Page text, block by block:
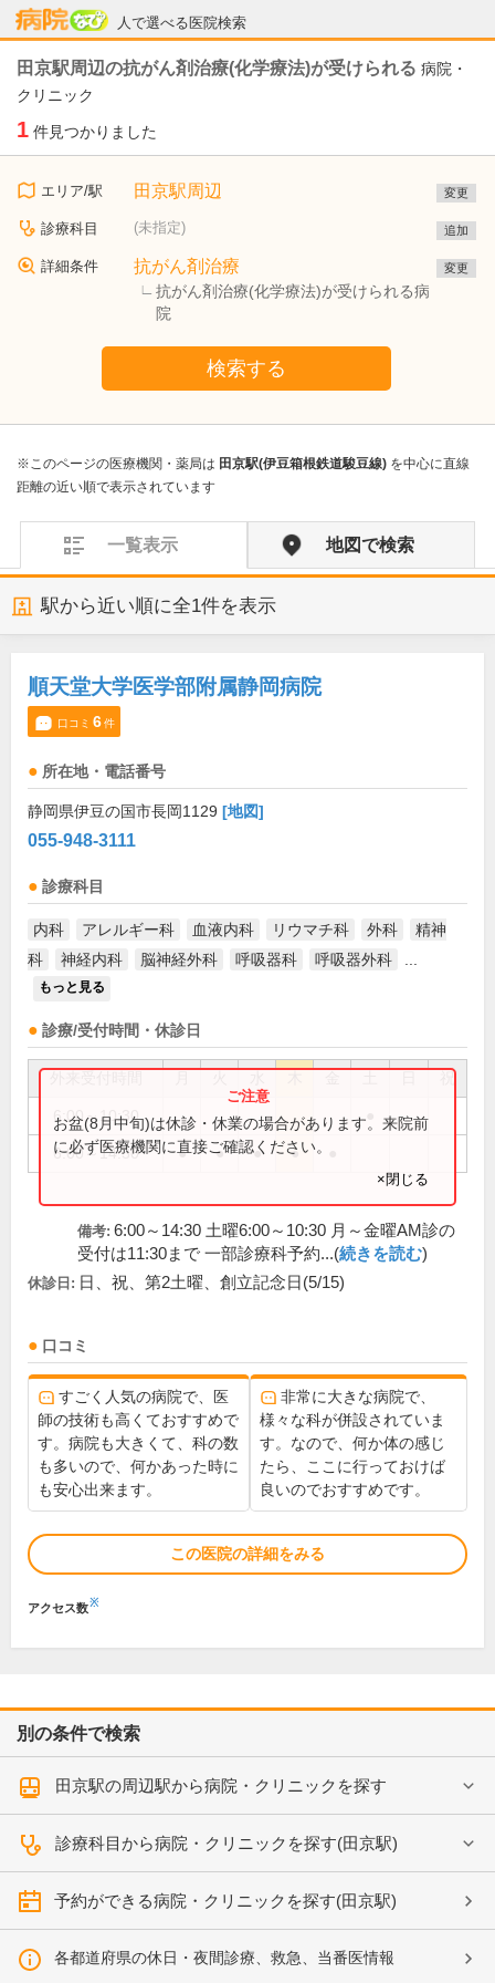
人で選べる医院検索
病院なび
田京駅周辺の抗がん剤治療(化学療法)が受けられる 病院・
クリニック
1 件見つかりました
エリア/駅 田京駅周辺 変更
診療科目 (未指定) 追加
詳細条件 抗がん剤治療
抗がん剤治療(化学療法)が受けられる病
院
変更
検索する
※このページの医療機関・薬局は 田京駅(伊豆箱根鉄道駿豆線) を中心に直線
距離の近い順で表示されています
一覧表示 地図で検索
駅から近い順に全1件を表示
順天堂大学医学部附属静岡病院
口コミ 6件
所在地・電話番号
静岡県伊豆の国市長岡1129 [地図]
055-948-3111
診療科目
内科 アレルギー科 血液内科 リウマチ科 外科
精神
科
神経内科 脳神経外科 呼吸器科 呼吸器外科
もっと見る
診療/受付時間・休診日
祝
6:00～10:30
6:00～14:30 ● ● ● ●
お盆(8月中旬)は休診・休業の場合があります。来院前
に必ず医療機関に直接ご確認ください。
×閉じる
備考: 6:00～14:30 土曜6:00～10:30 月～金曜AM診の
受付は11:30まで 一部診療科予約...(続きを読む)
休診日: 日、祝、第2土曜、創立記念日(5/15)
口コミ
すごく人気の病院で、医
師の技術も高くておすすめで
す。病院も大きくて、科の数
も多いので、何かあった時に
も安心出来ます。
非常に大きな病院で、
様々な科が併設されていま
す。なので、何か体の感じ
たら、ここに行っておけば
良いのでおすすめです。
この医院の詳細をみる
アクセス数※
別の条件で検索
田京駅の周辺駅から病院・クリニックを探す
診療科目から病院・クリニックを探す(田京駅)
予約ができる病院・クリニックを探す(田京駅)
各都道府県の休日・夜間診療、救急、当番医情報